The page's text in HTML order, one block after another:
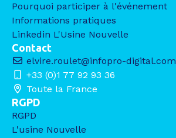
Pourquoi participer à l'événement
Informations pratiques
Linkedin L'Usine Nouvelle
Contact
elvire.roulet@infopro-digital.com
+33 (0)1 77 92 93 36
Toute la France
RGPD
RGPD
L'usine Nouvelle